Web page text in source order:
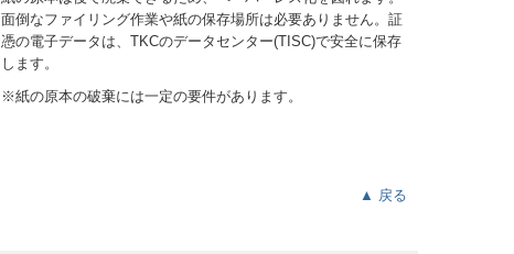
面倒なファイリング作業や紙の保存場所は必要ありません。証
憑の電子データは、TKCのデータセンター(TISC)で安全に保存
します。
※紙の原本の破棄には一定の要件があります。
▲ 戻る